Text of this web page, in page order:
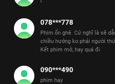
078***778
Phim ổn ghê. Cứ nghĩ là sẽ
chiều hướng ko phải người
Kết phim mở, hay quá đi
090***490
phim hay